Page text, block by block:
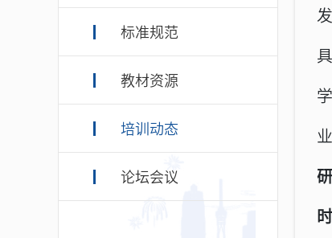
标准规范
教材资源
培训动态
论坛会议